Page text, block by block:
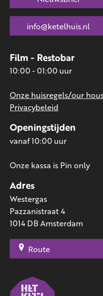
Adres
Westergas
Pazzanistraat 4
1014 DB Amsterdam
Route
Openingstijden
vanaf 10:00 uur
Onze kassa is Pin only
Film - Restobar
10:00 - 01:00 uur
Onze huisregels/our
Privacybeleid
info@ketelhuis.nl